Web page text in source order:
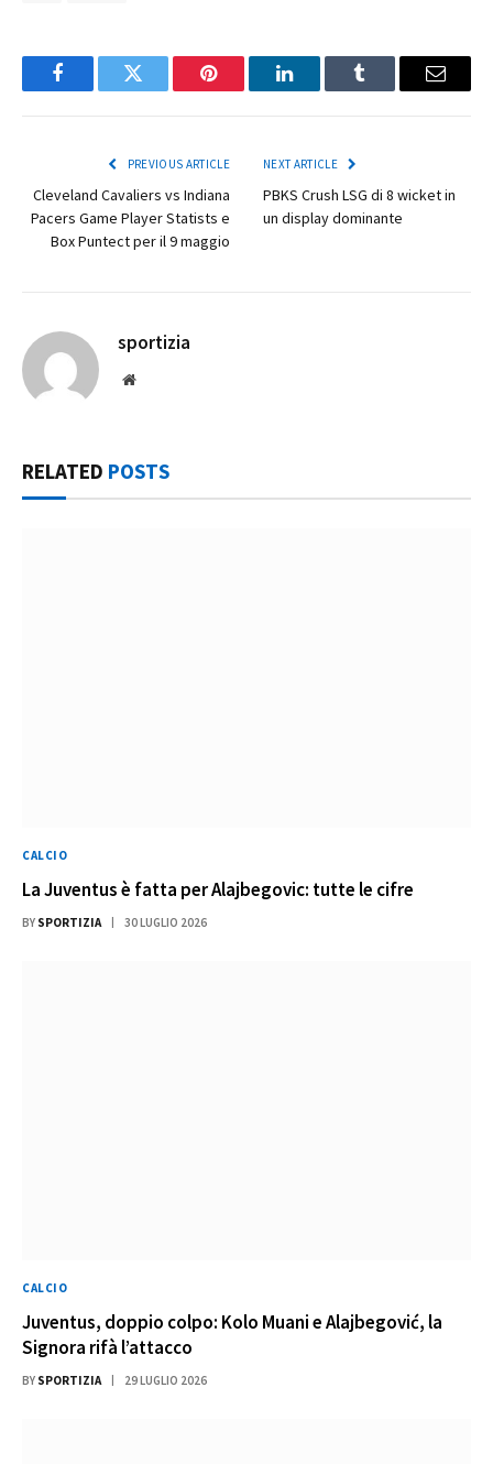
FacebookTwitter Pinterest LinkedInTumblr Email
PREVIOUS ARTICLE
Cleveland Cavaliers vs Indiana
Pacers Game Player Statists e
Box Puntect per il 9 maggio
NEXT ARTICLE
PBKS Crush LSG di 8 wicket in
un display dominante
sportizia
Website
RELATED POSTS
CALCIO
La Juventus è fatta per Alajbegovic: tutte le cifre
BY SPORTIZIA 30 LUGLIO 2026
CALCIO
Juventus, doppio colpo: Kolo Muani e Alajbegović, la
Signora rifà l’attacco
BY SPORTIZIA 29 LUGLIO 2026